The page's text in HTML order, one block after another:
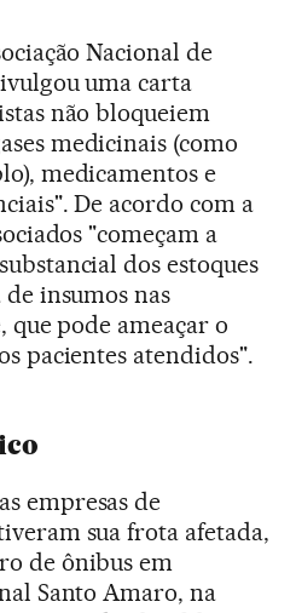
Nacional de
uma carta
não bloqueiem
medicinais (como
medicamentos e
De acordo com a
"começam a
dos estoques
insumos nas
que pode ameaçar o
pacientes atendidos".
empresas de
sua frota afetada,
de ônibus em
Santo Amaro, na